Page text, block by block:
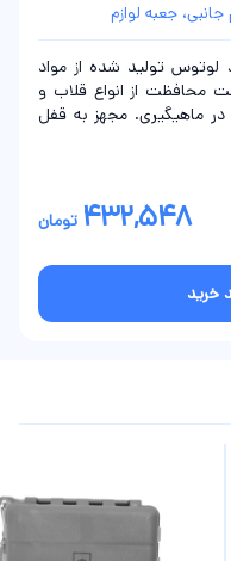
جعبه لوازم
لوتوس تولید شده از مواد
محافظت از انواع قلاب و
ماهیگیری. مجهز به قفل
432,548 تومان
خرید